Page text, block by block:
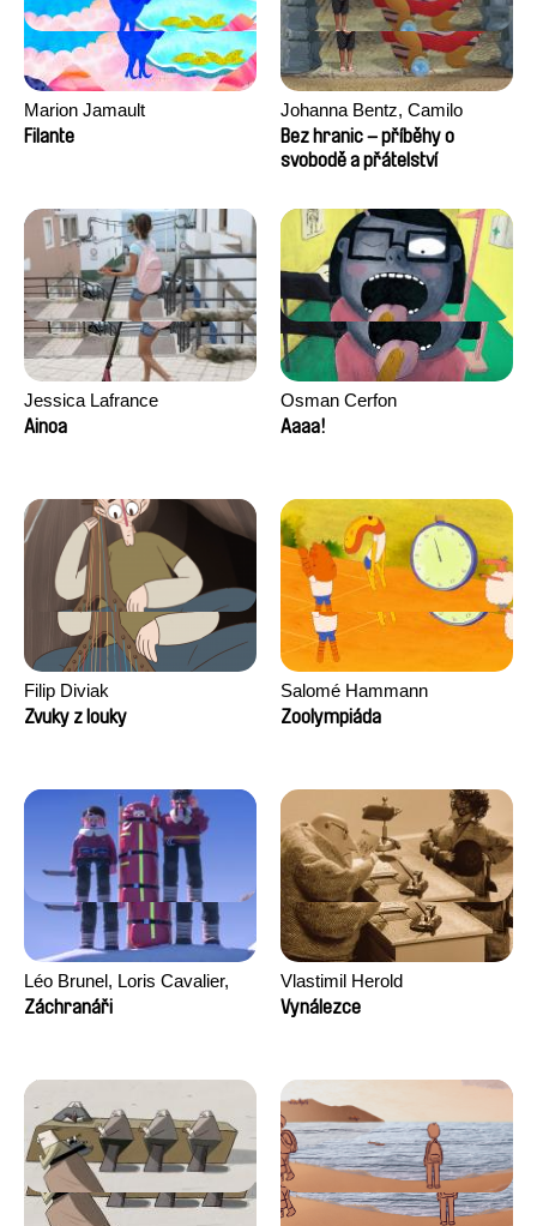
Marion Jamault
Filante
Johanna Bentz, Camilo
Colmenares, Sandra Dajani,
Madeleine Dallmeyer, Nazgol
Khaled Nawal, Nada Riyad
Bez hranic – příběhy o
svobodě a přátelství
Jessica Lafrance
Ainoa
Osman Cerfon
Aaaa!
Filip Diviak
Zvuky z louky
Salomé Hammann
Zoolympiáda
Léo Brunel, Loris Cavalier,
Camille Jalabert, Oscar Malet
Záchranáři
Vlastimil Herold
Vynálezce